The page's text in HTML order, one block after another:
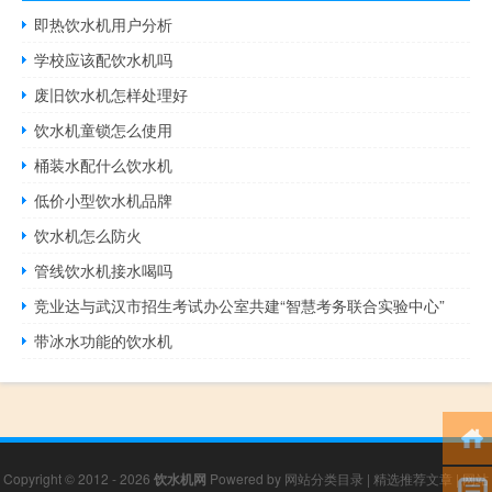
即热饮水机用户分析
学校应该配饮水机吗
废旧饮水机怎样处理好
饮水机童锁怎么使用
桶装水配什么饮水机
低价小型饮水机品牌
饮水机怎么防火
管线饮水机接水喝吗
竞业达与武汉市招生考试办公室共建“智慧考务联合实验中心”
带冰水功能的饮水机
Copyright © 2012 - 2026 饮水机网 Powered by 网站分类目录 | 精选推荐文章 |网站